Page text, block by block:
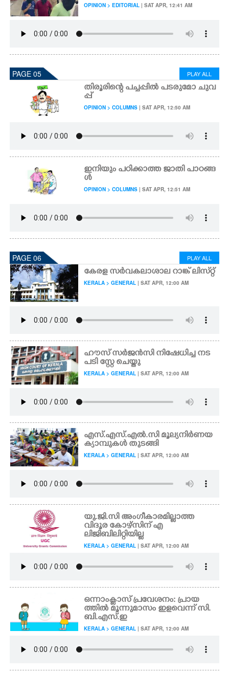
OPINION > EDITORIAL | SAT APR, 12:41 AM
PAGE 05 PLAY ALL
തിരൂരിന്റെ പച്ചപ്പിൽ പടരുമോ ചുവ
പ്പ്
OPINION > COLUMNS | SAT APR, 12:50 AM
ഇനിയും പഠിക്കാത്ത ജാതി പാഠങ്ങ
ൾ
OPINION > COLUMNS | SAT APR, 12:51 AM
PAGE 06 PLAY ALL
കേരള സർവകലാശാല റാങ്ക് ലിസ്​റ്റ്
KERALA > GENERAL | SAT APR, 12:00 AM
ഹൗസ് സർജൻസി നിഷേധിച്ച നട
പടി സ്റ്റേ ചെയ്തു
KERALA > GENERAL | SAT APR, 12:00 AM
എസ്.എസ്.എൽ.സി മൂല്യനിർണയ
ക്യാമ്പുകൾ തുടങ്ങി
KERALA > GENERAL | SAT APR, 12:00 AM
യു.ജി.സി അംഗീകാരമില്ലാത്ത
വിദൂര കോഴ്സിന് എ
ലിജിബിലിറ്റിയില്ല
KERALA > GENERAL | SAT APR, 12:00 AM
ഒന്നാംക്ളാസ് പ്രവേശനം: പ്രായ
ത്തിൽ മൂന്നുമാസം ഇളവെന്ന് സി.
ബി.എസ്.ഇ
KERALA > GENERAL | SAT APR, 12:00 AM